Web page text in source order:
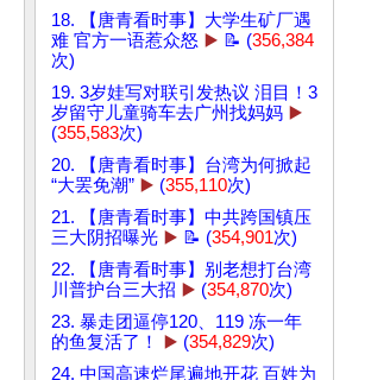
18. 【唐青看时事】大学生矿厂遇
难 官方一语惹众怒 ▶️ 📝 (356,384
次)
19. 3岁娃写对联引发热议 泪目！3
岁留守儿童骑车去广州找妈妈 ▶️
(355,583次)
20. 【唐青看时事】台湾为何掀起
“大罢免潮” ▶️ (355,110次)
21. 【唐青看时事】中共跨国镇压
三大阴招曝光 ▶️ 📝 (354,901次)
22. 【唐青看时事】别老想打台湾
川普护台三大招 ▶️ (354,870次)
23. 暴走团逼停120、119 冻一年
的鱼复活了！
▶️ (354,829次)
24. 中国高速烂尾遍地开花 百姓为